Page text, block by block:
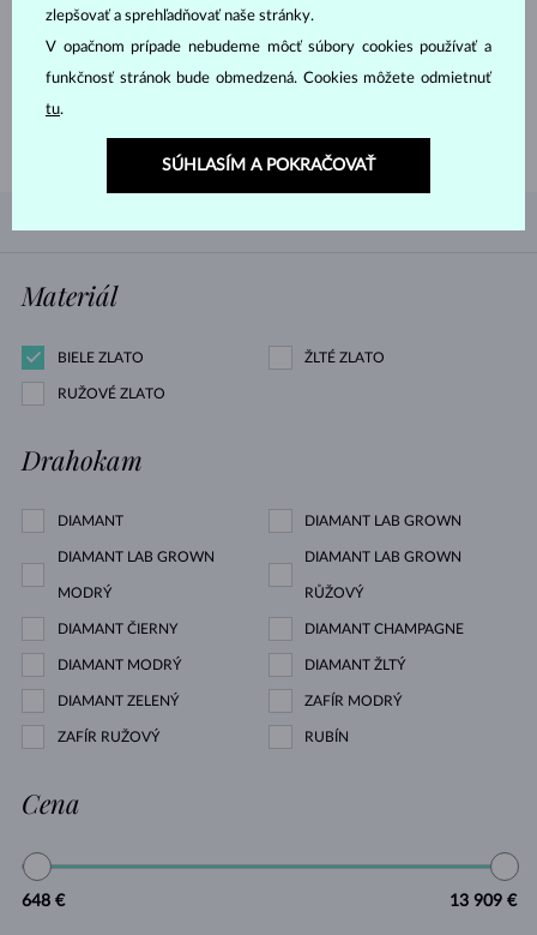
Materiál
BIELE ZLATO ŽLTÉ ZLATO
RUŽOVÉ ZLATO
Drahokam
DIAMANT DIAMANT LAB GROWN
DIAMANT LAB GROWN
MODRÝ
DIAMANT LAB GROWN
RŮŽOVÝ
DIAMANT ČIERNY DIAMANT CHAMPAGNE
DIAMANT MODRÝ DIAMANT ŽLTÝ
DIAMANT ZELENÝ ZAFÍR MODRÝ
ZAFÍR RUŽOVÝ RUBÍN
Cena
648 € 13 909 €
zlepšovať a sprehľadňovať naše stránky.
V opačnom prípade nebudeme môcť súbory cookies používať a
funkčnosť stránok bude obmedzená. Cookies môžete odmietnuť
tu.
SÚHLASÍM A POKRAČOVAŤ